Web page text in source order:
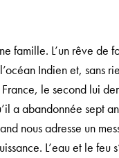
famille. L’un rêve de
Indien et, sans
le second lui
a abandonnée sept
nous adresse un
L’eau et le feu